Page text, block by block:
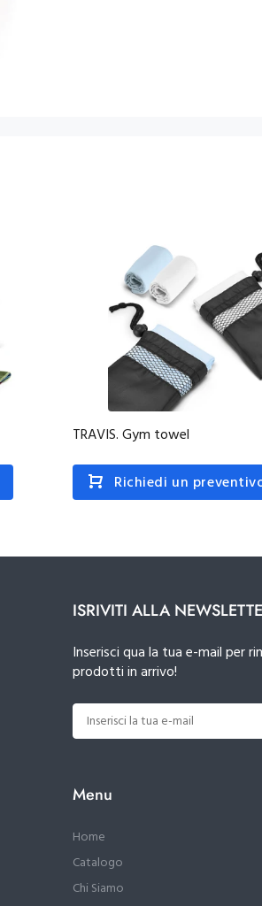
TRAVIS. Gym towel
Richiedi un
ISRIVITI ALLA
Inserisci qua la tua e-mail per
prodotti in arrivo!
Menu
Home
Catalogo
Chi Siamo